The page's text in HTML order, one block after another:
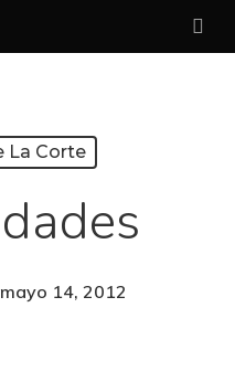
La Corte
mayo 14, 2012